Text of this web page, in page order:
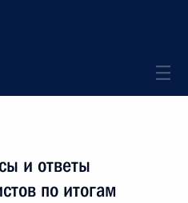
и ответы
по итогам